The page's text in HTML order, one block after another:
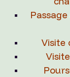
Visite